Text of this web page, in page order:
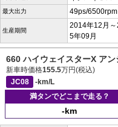
最大出力 49ps/6500rpm
生産期間
2014年12月～
5年09月
660 ハイウェイスターX ア
新車時価格155.5万円(税込)
JC08
-km/L
満タンでどこまで走る？
-km